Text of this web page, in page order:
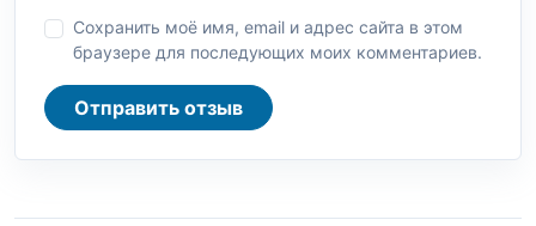
Сохранить моё имя, email и адрес сайта в этом
браузере для последующих моих комментариев.
Отправить отзыв